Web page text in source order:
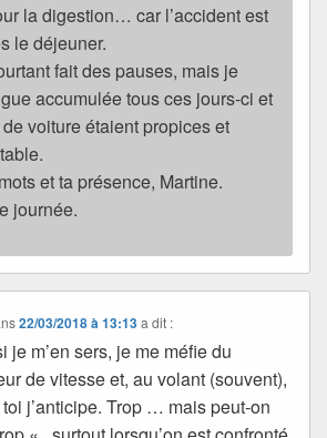
la digestion… car l’accident est
le déjeuner.
fait des pauses, mais je
accumulée tous ces jours-ci et
voiture étaient propices et
et ta présence, Martine.
journée.
22/03/2018 à 13:13 a dit :
je m’en sers, je me méfie du
de vitesse et, au volant (souvent),
j’anticipe. Trop … mais peut-on